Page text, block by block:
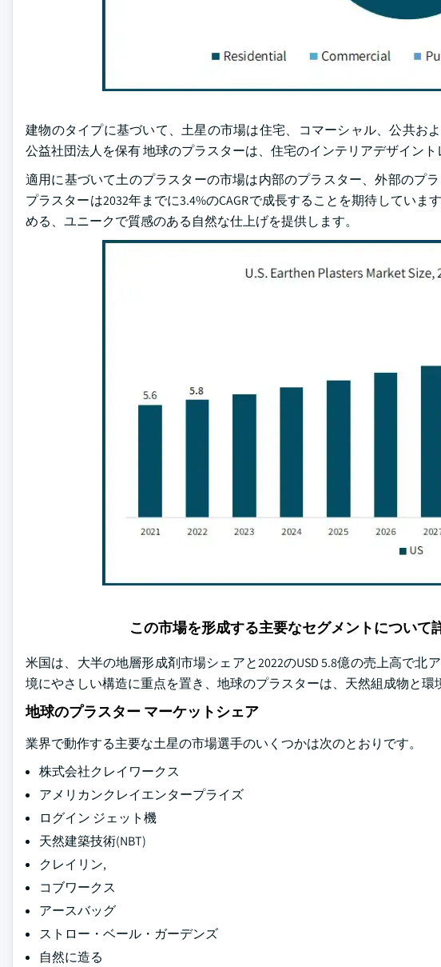
建物のタイプに基づいて、土星の市場は住宅、コマーシャル、公共お
公益社団法人を保有 地球のプラスターは、住宅のインテリアデザイン
適用に基づいて土のプラスターの市場は内部のプラスター、外部のプ
プラスターは2032年までに3.4%のCAGRで成長することを期待してい
める、ユニークで質感のある自然な仕上げを提供します。
この市場を形成する主要なセグメントについて
米国は、大半の地層形成剤市場シェアと2022のUSD 5.8億の売上高で
境にやさしい構造に重点を置き、地球のプラスターは、天然組成物と環
地球のプラスター マーケットシェア
業界で動作する主要な土星の市場選手のいくつかは次のとおりです。
株式会社クレイワークス
アメリカンクレイエンタープライズ
ログイン ジェット機
天然建築技術(NBT)
クレイリン,
コブワークス
アースバッグ
ストロー・ベール・ガーデンズ
自然に造る